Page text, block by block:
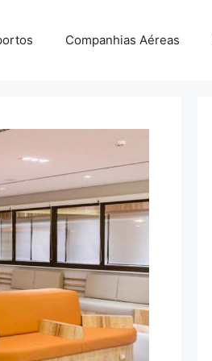
Companhias Aéreas